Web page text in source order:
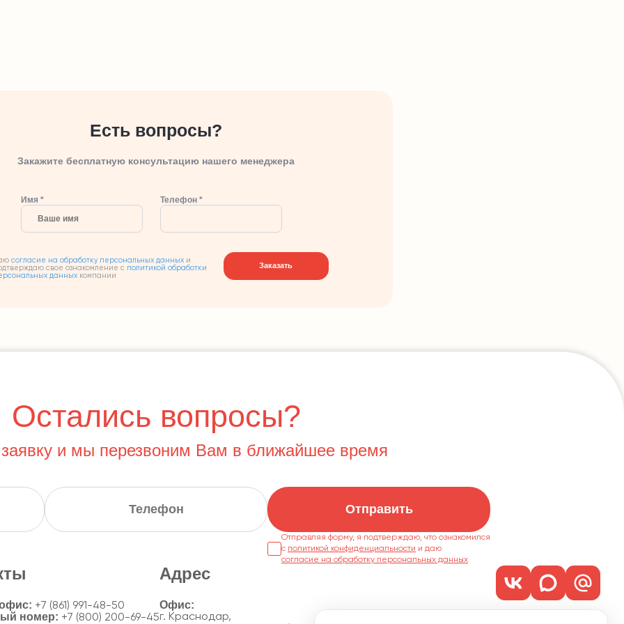
Есть вопросы?
Закажите бесплатную консультацию нашего менеджера
Имя * Телефон *
согласие на обработку персональных данных и
свое ознакомление с политикой обработки
данных компании
Заказать
Остались вопросы?
заявку и мы перезвоним Вам в ближайшее время
Отправить
Отправляя форму, я подтверждаю, что ознакомился
с политикой конфиденциальности
согласие на обработку персональных данных
+7 (861) 991-48-50
номер: +7 (800) 200-69-45
Адрес
г. Краснодар,